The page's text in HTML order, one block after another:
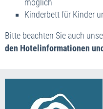
Kinderbett für Kinder
Bitte beachten Sie auch
den Hotelinformationen